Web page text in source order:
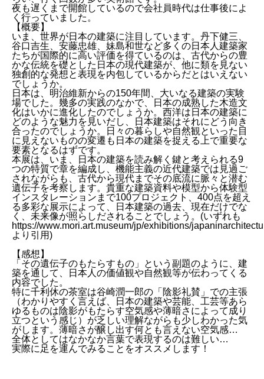
夜も遅くまで開館しているので会社員時代は仕事後によ
く行っていました。
【概要】
いま、世界が日本の建築に注目しています。丹下健三、
谷口吉生、安藤忠雄、妹島和世など多くの日本人建築家
たちが国際的に高い評価を得ているのは、古代からの豊
かな伝統を礎とした日本の現代建築が、他に類を見ない
独創的な発想と表現を内包しているからだとはいえない
でしょうか。
日本は、明治維新からの150年間、大いなる建築の実験
場でした。幾多の実践のなかで、日本の成熟した木造文
化はいかに進化したのでしょうか。西洋は日本の建築に
どのような魅力を見いだし、日本建築はそれにどう向き
合ったのでしょうか。日々の暮らしや自然観といった目
に見えないものの変遷も日本の建築を捉える上で重要な
要素となるはずです。
本展は、いま、日本の建築を読み解く鍵と考えられる9
つの特質で章を編成し、機能主義の近代建築では見過ご
されながらも、古代から現代までその底流に脈々と潜む
遺伝子を考察します。貴重な建築資料や模型から体験型
インスタレーションまで100プロジェクト、400点を超え
る多彩な展示によって、日本建築の過去、現在だけでな
く、未来像が照らしだされることでしょう。(いずれも
https://www.mori.art.museum/jp/exhibitions/
より引用)
【感想】
「その遺伝子のもたらすもの」という副題のように、建
築を通して、日本人の価値観や自然観等が伝わってくる
内容でした。
特に千利休の茶室は谷崎潤一郎の「陰影礼賛」での主張
（わかりやすく言えば、日本の建築や芸能、工芸等あら
ゆるものは陰影がもたらす空気感や薄暗さによって成り
立つという感じ）が乏しい理解ながらも少しわかった気
がします。薄暗さが醸し出す何とも言えない空気感…
全体としてはなかなか言葉で表現するのは難しい…
実際に足を運んでみることをオススメします！